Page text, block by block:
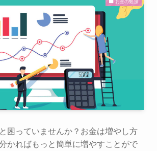
お金の勉強
困っていませんか？お金は増やし方
かればもっと簡単に増やすことがで